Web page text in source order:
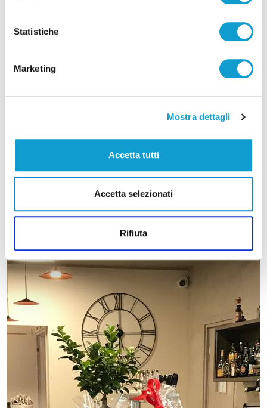
Statistiche
Marketing
Mostra dettagli
Accetta tutti
Accetta selezionati
Rifiuta